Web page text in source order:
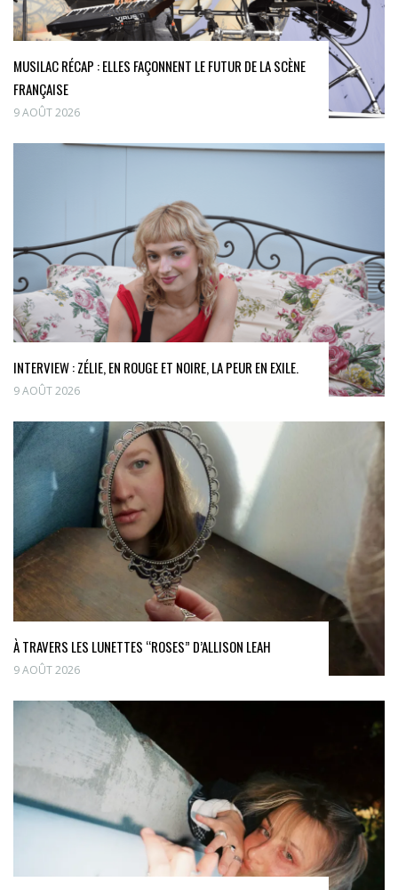
MUSILAC RÉCAP : ELLES FAÇONNENT LE FUTUR DE LA SCÈNE
FRANÇAISE
9 AOÛT 2026
INTERVIEW : ZÉLIE, EN ROUGE ET NOIRE, LA PEUR EN EXILE.
9 AOÛT 2026
À TRAVERS LES LUNETTES “ROSES” D’ALLISON LEAH
9 AOÛT 2026